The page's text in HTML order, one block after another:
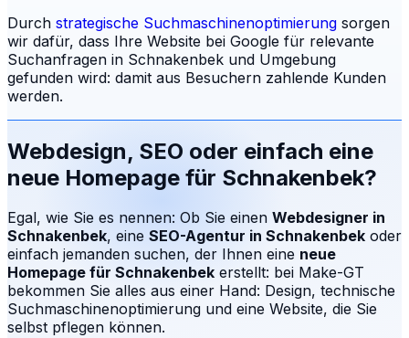
Durch strategische Suchmaschinenoptimierung sorgen
wir dafür, dass Ihre Website bei Google für relevante
Suchanfragen in Schnakenbek und Umgebung
gefunden wird: damit aus Besuchern zahlende Kunden
werden.
Webdesign, SEO oder einfach eine
neue Homepage für Schnakenbek?
Egal, wie Sie es nennen: Ob Sie einen Webdesigner in
Schnakenbek, eine SEO-Agentur in Schnakenbek oder
einfach jemanden suchen, der Ihnen eine neue
Homepage für Schnakenbek erstellt: bei Make-GT
bekommen Sie alles aus einer Hand: Design, technische
Suchmaschinenoptimierung und eine Website, die Sie
selbst pflegen können.